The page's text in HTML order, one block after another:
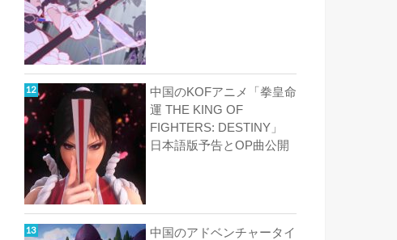
中国のKOFアニメ「拳皇命
運 THE KING OF
FIGHTERS: DESTINY」
日本語版予告とOP曲公開
中国のアドベンチャータイ